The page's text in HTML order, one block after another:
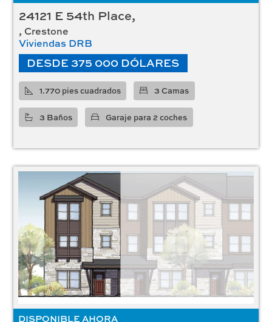
24121 E 54th Place,
, Crestone
Viviendas DRB
DESDE 375 000 DÓLARES
1.770 pies cuadrados 3 Camas
3 Baños Garaje para 2 coches
DISPONIBLE AHORA